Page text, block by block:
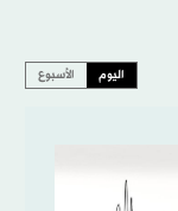
اليوم الأسبوع